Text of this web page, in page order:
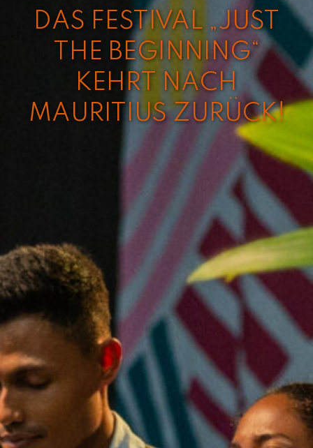
DAS FESTIVAL „JUST
THE BEGINNING“
KEHRT NACH
MAURITIUS ZURÜCK!